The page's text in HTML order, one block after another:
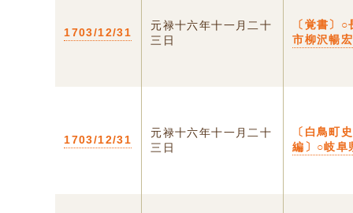
1703/12/31
元禄十六年十一月二十
三日
〔覚書〕
市柳沢暢
1703/12/31
元禄十六年十一月二十
三日
〔白鳥町
編〕○岐阜